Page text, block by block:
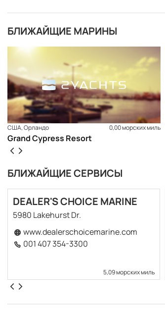
БЛИЖАЙЩИЕ МАРИНЫ
США, Орландо 0,00 морских миль
Grand Cypress Resort
БЛИЖАЙЩИЕ СЕРВИСЫ
DEALER'S CHOICE MARINE
5980 Lakehurst Dr.
www.dealerschoicemarine.com
001 407 354-3300
5,09 морских миль